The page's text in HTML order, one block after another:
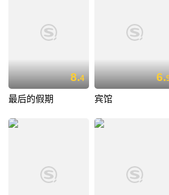
8.4
最后的假期
6.
宾馆